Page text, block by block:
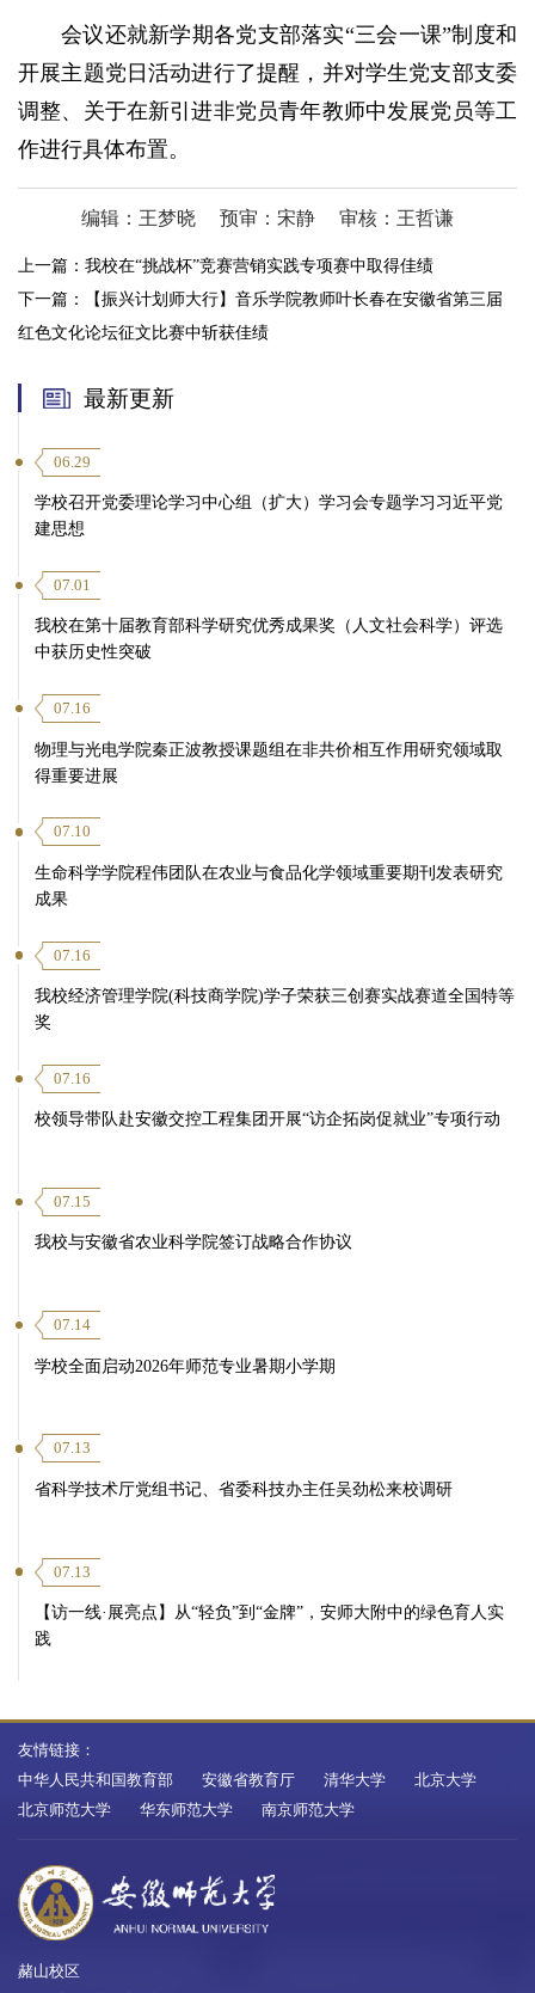
会议还就新学期各党支部落实“三会一课”制度和
开展主题党日活动进行了提醒，并对学生党支部支委
调整、关于在新引进非党员青年教师中发展党员等工
作进行具体布置。
编辑：王梦晓 预审：宋静 审核：王哲谦
上一篇： 我校在“挑战杯”竞赛营销实践专项赛中取得佳绩
下一篇：
【振兴计划师大行】音乐学院教师叶长春在安徽省第三届
红色文化论坛征文比赛中斩获佳绩
最新更新
06.29
学校召开党委理论学习中心组（扩大）学习会专题学习习近平党
建思想
07.01
我校在第十届教育部科学研究优秀成果奖（人文社会科学）评选
中获历史性突破
07.16
物理与光电学院秦正波教授课题组在非共价相互作用研究领域取
得重要进展
07.10
生命科学学院程伟团队在农业与食品化学领域重要期刊发表研究
成果
07.16
我校经济管理学院(科技商学院)学子荣获三创赛实战赛道全国特等
奖
07.16
校领导带队赴安徽交控工程集团开展“访企拓岗促就业”专项行动
07.15
我校与安徽省农业科学院签订战略合作协议
07.14
学校全面启动2026年师范专业暑期小学期
07.13
省科学技术厅党组书记、省委科技办主任吴劲松来校调研
07.13
【访一线·展亮点】从“轻负”到“金牌”，安师大附中的绿色育人实
践
友情链接：
中华人民共和国教育部
安徽省教育厅 清华大学
北京大学
北京师范大学
华东师范大学 南京师范大学
赭山校区